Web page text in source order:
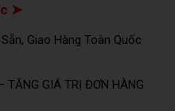
➤
Giao Hàng Toàn Quốc
TĂNG GIÁ TRỊ ĐƠN HÀNG